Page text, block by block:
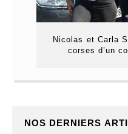
Nicolas et Carla
corses d’un
NOS DERNIERS